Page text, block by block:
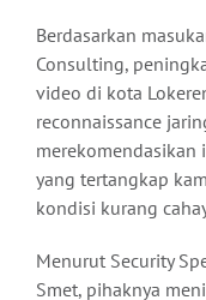
Berdasarkan
Consulting,
video di kota
reconnaissance
merekomendasikan
yang tertangkap
kondisi kurang
Menurut Security
Smet, pihaknya